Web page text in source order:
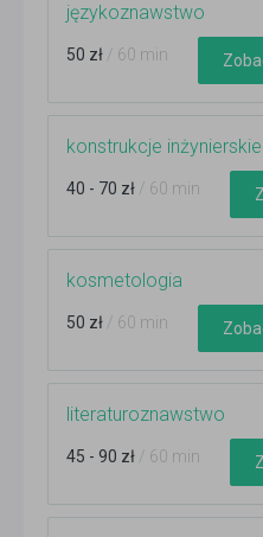
językoznawstwo
50 zł / 60 min
konstrukcje inżynierskie
40 - 70 zł / 60 min
kosmetologia
50 zł / 60 min
literaturoznawstwo
45 - 90 zł / 60 min